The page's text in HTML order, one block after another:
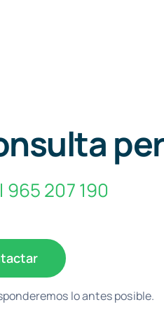
965 207 190
lo antes posible.